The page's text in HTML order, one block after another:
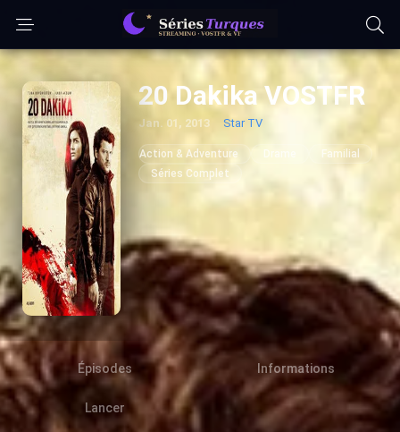
20 Dakika VOSTFR
Jan. 01, 2013 Star TV
Action & Adventure Drame
Familial
Séries Complet
Épisodes Informations
Lancer